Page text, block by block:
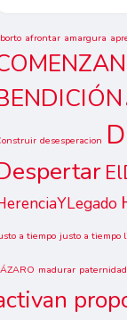
afrontar amargura
desesperacion
a tiempo justo a tiempo
madurar paternidad